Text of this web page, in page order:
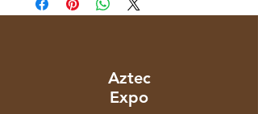
Aztec
Expo